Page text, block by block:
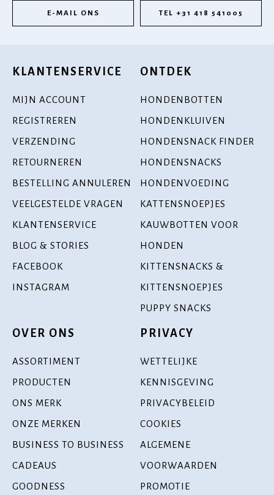
E-MAIL ONS TEL +31 418 541005
KLANTENSERVICE
MIJN ACCOUNT
REGISTREREN
VERZENDING
RETOURNEREN
BESTELLING ANNULEREN
VEELGESTELDE VRAGEN
KLANTENSERVICE
BLOG & STORIES
FACEBOOK
INSTAGRAM
ONTDEK
HONDENBOTTEN
HONDENKLUIVEN
HONDENSNACK FINDER
HONDENSNACKS
HONDENVOEDING
KATTENSNOEPJES
KAUWBOTTEN VOOR
HONDEN
KITTENSNACKS &
KITTENSNOEPJES
PUPPY SNACKS
OVER ONS
ASSORTIMENT
PRODUCTEN
ONS MERK
ONZE MERKEN
BUSINESS TO BUSINESS
CADEAUS
GOODNESS
PRIVACY
WETTELIJKE
KENNISGEVING
PRIVACYBELEID
COOKIES
ALGEMENE
VOORWAARDEN
PROMOTIE